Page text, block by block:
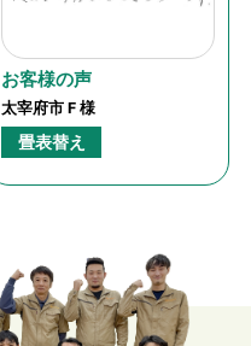
お客様の声
太宰府市 F 様
畳表替え